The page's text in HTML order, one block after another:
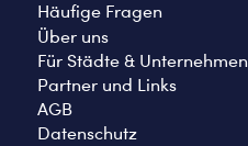
Häufige Fragen
Über uns
Für Städte & Unternehmen
Partner und Links
AGB
Datenschutz